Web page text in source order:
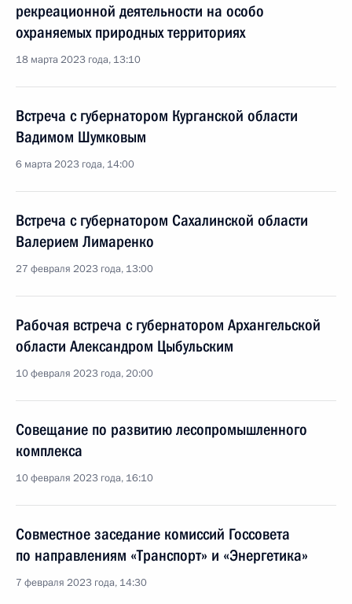
рекреационной деятельности на особо
охраняемых природных территориях
18 марта 2023 года, 13:10
Встреча с губернатором Курганской области
Вадимом Шумковым
6 марта 2023 года, 14:00
Встреча с губернатором Сахалинской области
Валерием Лимаренко
27 февраля 2023 года, 13:00
Рабочая встреча с губернатором Архангельской
области Александром Цыбульским
10 февраля 2023 года, 20:00
Совещание по развитию лесопромышленного
комплекса
10 февраля 2023 года, 16:10
Совместное заседание комиссий Госсовета
по направлениям «Транспорт» и «Энергетика»
7 февраля 2023 года, 14:30